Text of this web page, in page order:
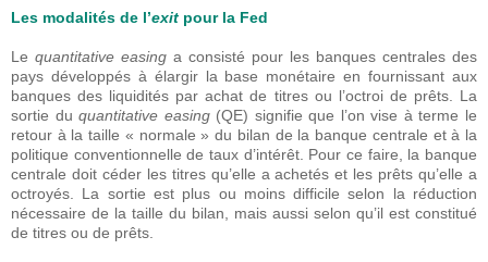
Les modalités de l’exit pour la Fed
Le quantitative easing a consisté pour les banques centrales des
pays développés à élargir la base monétaire en fournissant aux
banques des liquidités par achat de titres ou l’octroi de prêts. La
sortie duquantitative easing(QE) signifie que l’on vise à terme le
retour à la taille « normale » du bilan de la banque centrale et à la
politique conventionnelle de taux d’intérêt. Pour ce faire, la banque
centrale doit céder les titres qu’elle a achetés et les prêts qu’elle a
octroyés. La sortie est plus ou moins difficile selon la réduction
nécessaire de la taille du bilan, mais aussi selon qu’il est constitué
de titres ou de prêts.